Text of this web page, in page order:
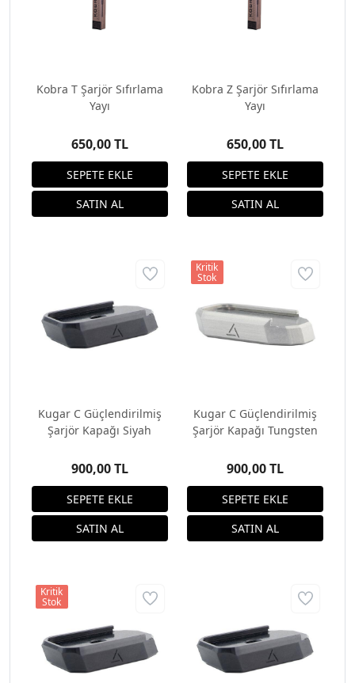
Kobra T Şarjör Sıfırlama
Yayı
650,00 TL
Kobra Z Şarjör Sıfırlama
Yayı
650,00 TL
Kugar C Güçlendirilmiş
Şarjör Kapağı Siyah
900,00 TL
Kugar C Güçlendirilmiş
Şarjör Kapağı Tungsten
900,00 TL
Kritik
Stok
Kritik
Stok